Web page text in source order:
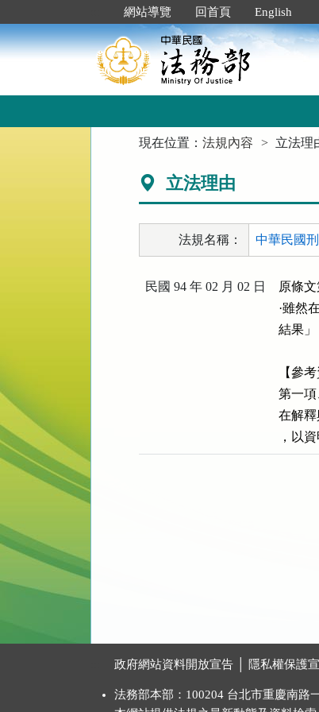
到
主
要
網站導覽 回首頁 English
現在位置：法規內容 立法理
立法理由
法規名稱： 中華民國
民國 94 年 02 月 02 日
原條
·雖然
結果」
【參
第一
在解
，以資
政府網站資料開放宣告 隱私權保護
法務部本部：100204 台北市重慶南